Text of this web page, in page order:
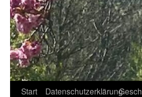
Start Datenschutzerklärung